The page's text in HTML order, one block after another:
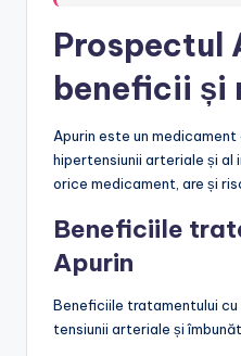
Prospectul
beneficii și
Apurin este un
hipertensiunii arteriale și al
orice medicament, are și
Beneficiile
Apurin
Beneficiile tratamentului cu
tensiunii arteriale și